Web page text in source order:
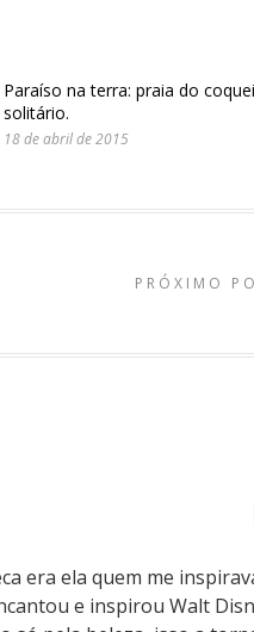
Paraíso na terra: praia do
solitário.
18 de abril de 2015
PRÓXIMO
era ela quem me
e inspirou Walt